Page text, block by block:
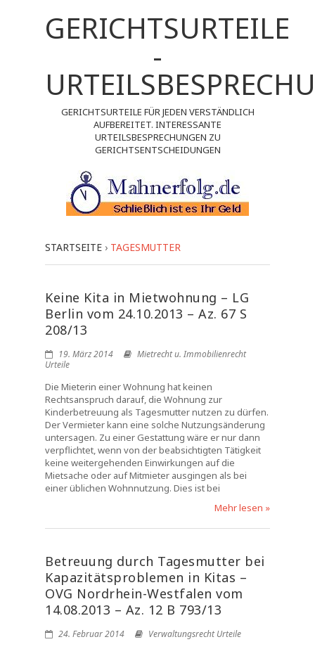
GERICHTSURTEILE
-
GERICHTSURTEILE FÜR JEDEN VERSTÄNDLICH
AUFBEREITET. INTERESSANTE
URTEILSBESPRECHUNGEN ZU
GERICHTSENTSCHEIDUNGEN
STARTSEITE › TAGESMUTTER
Keine Kita in Mietwohnung – LG
Berlin vom 24.10.2013 – Az. 67 S
208/13
19. März 2014
Mietrecht u. Immobilienrecht
Urteile
Die Mieterin einer Wohnung hat keinen
Rechtsanspruch darauf, die Wohnung zur
Kinderbetreuung als Tagesmutter nutzen zu dürfen.
Der Vermieter kann eine solche Nutzungsänderung
untersagen. Zu einer Gestattung wäre er nur dann
verpflichtet, wenn von der beabsichtigten Tätigkeit
keine weitergehenden Einwirkungen auf die
Mietsache oder auf Mitmieter ausgingen als bei
einer üblichen Wohnnutzung. Dies ist bei
Mehr lesen »
Betreuung durch Tagesmutter bei
Kapazitätsproblemen in Kitas –
OVG Nordrhein-Westfalen vom
14.08.2013 – Az. 12 B 793/13
24. Februar 2014 Verwaltungsrecht Urteile